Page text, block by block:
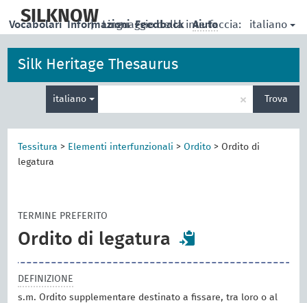
main
SILKNOW
| Linguaggio della interfaccia: italiano
Vocabolari Informazioni Feedback Aiuto
Silk Heritage Thesaurus
italiano
per
la
× Trova
Tessitura > Elementi interfunzionali >Ordito > Ordito di
legatura
TERMINE PREFERITO
Ordito di legatura
DEFINIZIONE
s.m. Ordito supplementare destinato a fissare, tra loro o al